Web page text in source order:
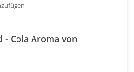
- Cola Aroma von